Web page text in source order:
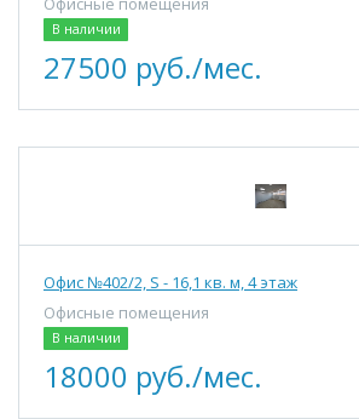
В наличии
27500 руб./мес.
Офис №402/2, S - 16,1 кв. м, 4 этаж
Офисные помещения
В наличии
18000 руб./мес.